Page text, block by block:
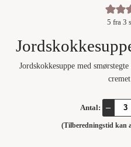
5 fra 3
Jordskokkesuppe med
cremet
Antal: –
(Tilberedningstid